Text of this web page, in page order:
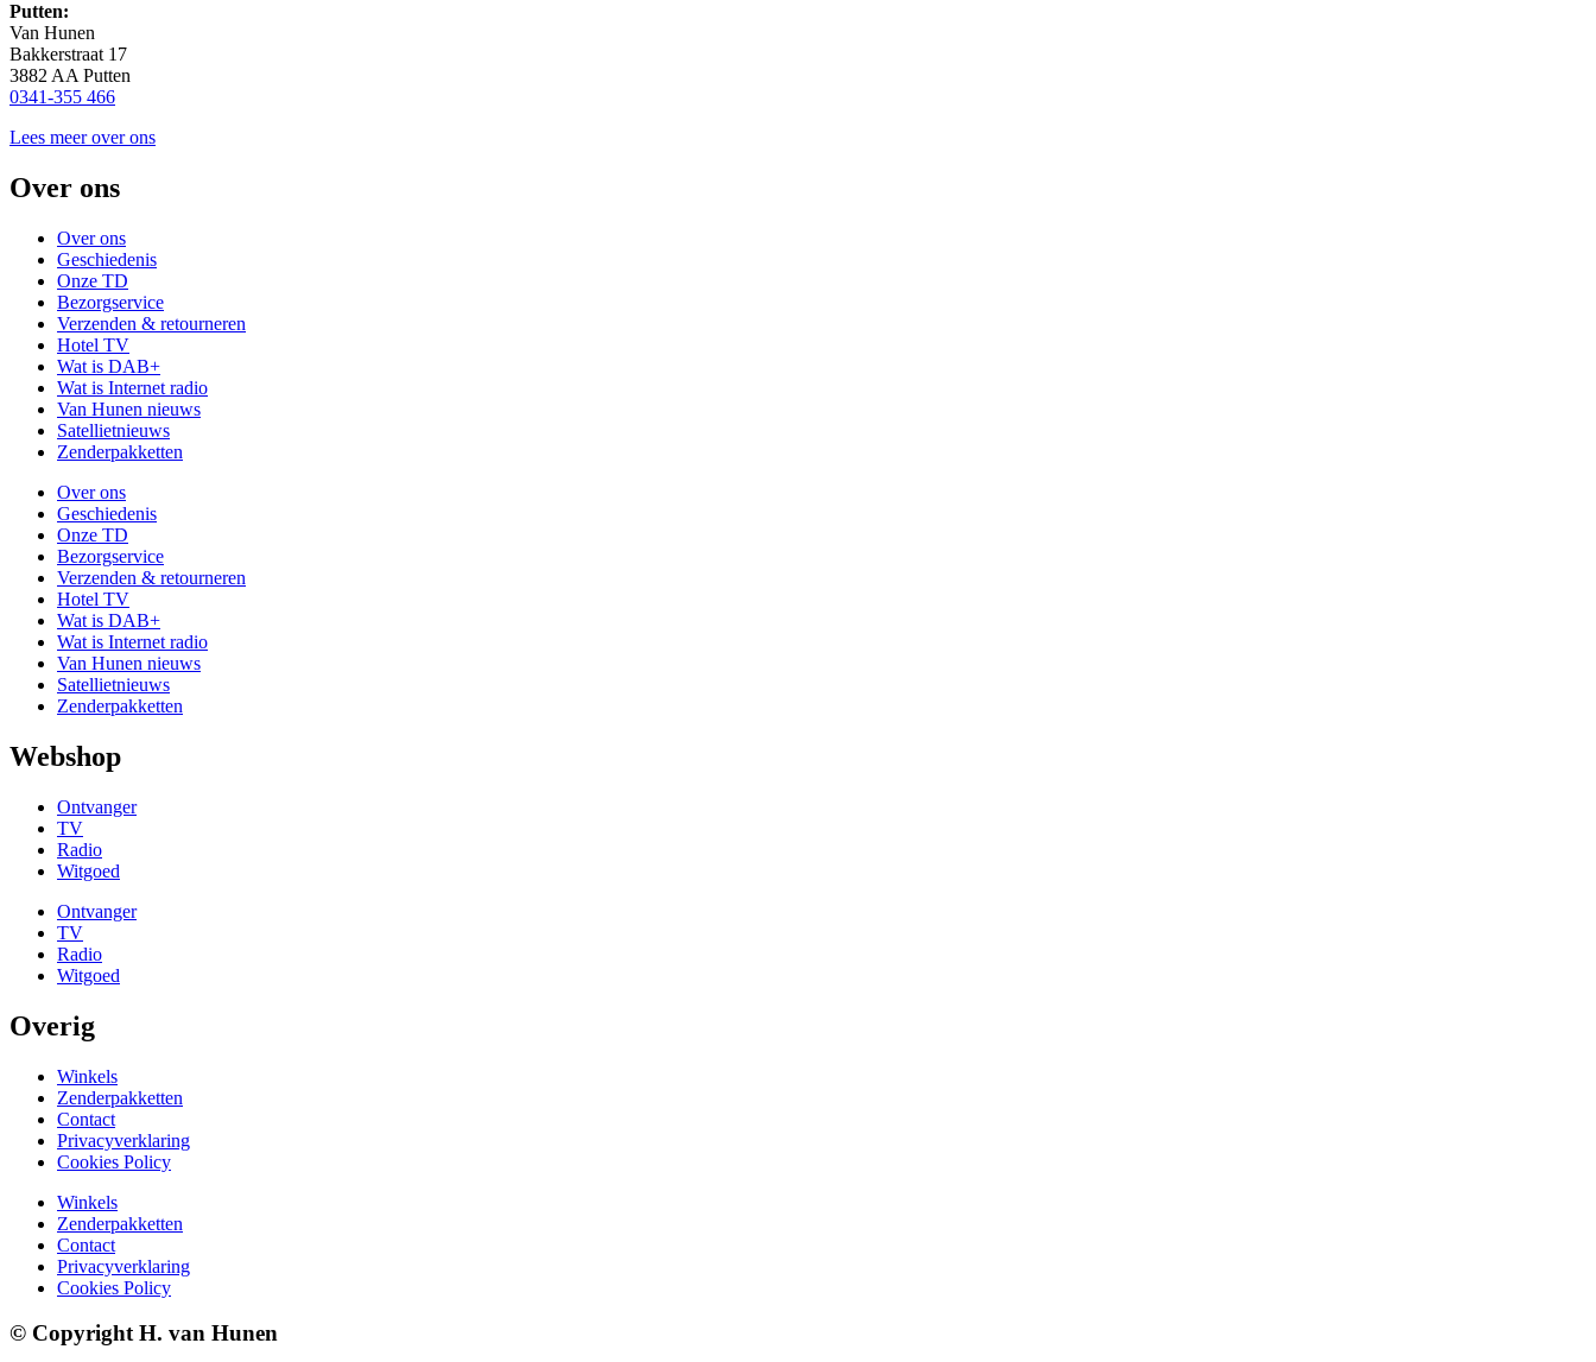
Putten:
Van Hunen
Bakkerstraat 17
3882 AA Putten
0341-355 466
Lees meer over ons
Over ons
Over ons
Geschiedenis
Onze TD
Bezorgservice
Verzenden & retourneren
Hotel TV
Wat is DAB+
Wat is Internet radio
Van Hunen nieuws
Satellietnieuws
Zenderpakketten
Over ons
Geschiedenis
Onze TD
Bezorgservice
Verzenden & retourneren
Hotel TV
Wat is DAB+
Wat is Internet radio
Van Hunen nieuws
Satellietnieuws
Zenderpakketten
Webshop
Ontvanger
TV
Radio
Witgoed
Ontvanger
TV
Radio
Witgoed
Overig
Winkels
Zenderpakketten
Contact
Privacyverklaring
Cookies Policy
Winkels
Zenderpakketten
Contact
Privacyverklaring
Cookies Policy
© Copyright H. van Hunen